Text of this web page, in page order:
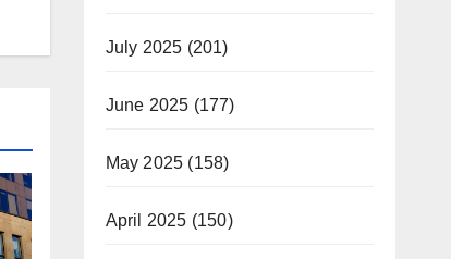
July 2025 (201)
June 2025 (177)
May 2025 (158)
April 2025 (150)